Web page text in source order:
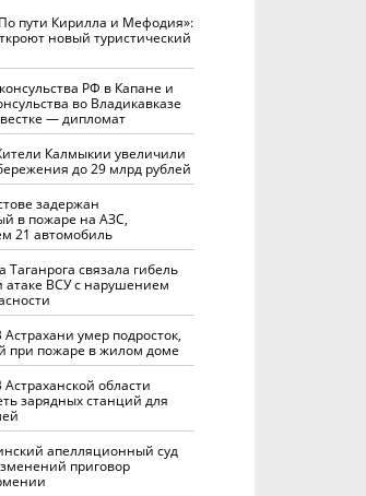
пути Кирилла и Мефодия»:
новый туристический
РФ в Капане и
во Владикавказе
— дипломат
Калмыкии увеличили
до 29 млрд рублей
задержан
в пожаре на АЗС,
21 автомобиль
Таганрога связала гибель
ВСУ с нарушением
умер подросток,
при пожаре в жилом доме
области
зарядных станций для
апелляционный суд
приговор